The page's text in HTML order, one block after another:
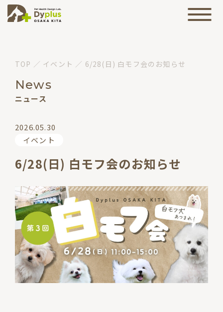
TOP ／ イベント ／ 6/28(日) 白モフ会のお知らせ
News
ニュース
2026.05.30
イベント
6/28(日) 白モフ会のお知らせ